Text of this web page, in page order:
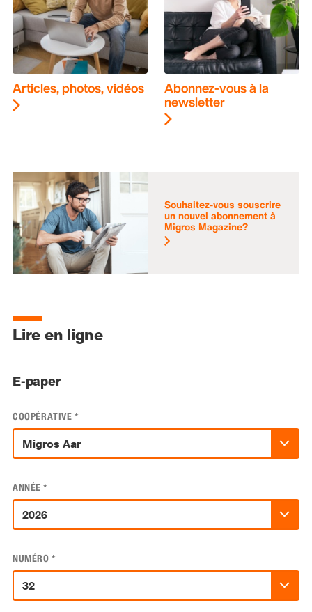
Articles, photos, vidéos Abonnez-vous à la
newsletter
Souhaitez-vous souscrire
un nouvel abonnement à
Migros Magazine?
Lire en ligne
E-paper
COOPÉRATIVE *
ANNÉE *
NUMÉRO *